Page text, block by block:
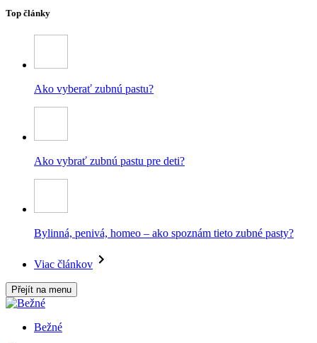
Top články
Ako vyberať zubnú pastu?
Ako vybrať zubnú pastu pre deti?
Bylinná, penivá, homeo – ako spoznám tieto zubné pasty?
Viac článkov
Přejít na menu
Bežné